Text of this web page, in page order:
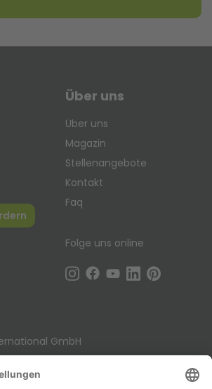
Über uns
Über uns
Magazin
Stellenangebote
Kontakt
Faq
Folge uns online
GmbH